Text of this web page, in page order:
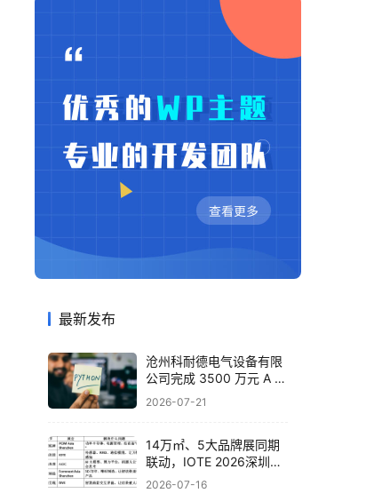
最新发布
沧州科耐德电气设备有限
公司完成 3500 万元 A 轮
融资，布局智能配电全产
2026-07-21
14万㎡、5大品牌展同期
联动，IOTE 2026深圳物
联网展邀你一次看完全产
2026-07-16